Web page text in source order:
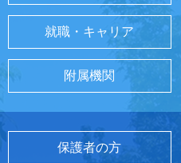
就職・キャリア
附属機関
保護者の方